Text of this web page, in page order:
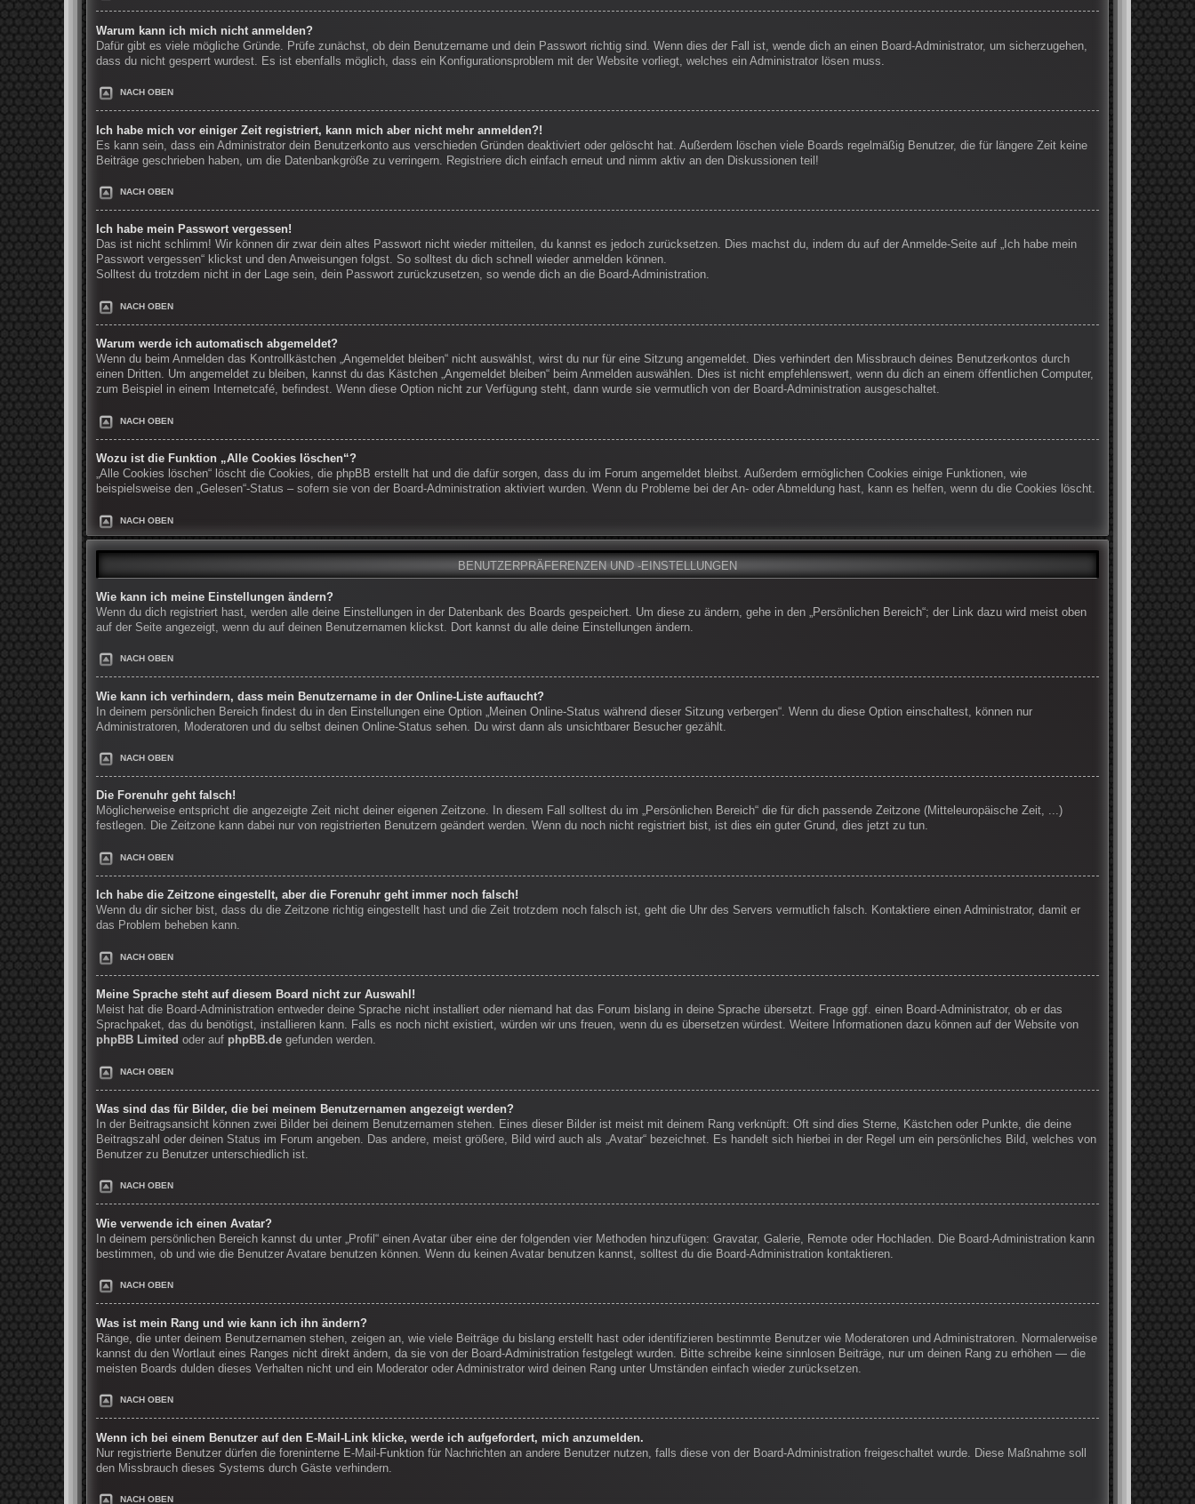
Warum kann ich mich nicht anmelden?
Dafür gibt es viele mögliche Gründe. Prüfe zunächst, ob dein Benutzername und dein Passwort richtig sind. Wenn dies der Fall ist, wende dich an einen Board-Administrator, um sicherzugehen,
dass du nicht gesperrt wurdest. Es ist ebenfalls möglich, dass ein Konfigurationsproblem mit der Website vorliegt, welches ein Administrator lösen muss.
NACH OBEN
Ich habe mich vor einiger Zeit registriert, kann mich aber nicht mehr anmelden?!
Es kann sein, dass ein Administrator dein Benutzerkonto aus verschieden Gründen deaktiviert oder gelöscht hat. Außerdem löschen viele Boards regelmäßig Benutzer, die für längere Zeit keine
Beiträge geschrieben haben, um die Datenbankgröße zu verringern. Registriere dich einfach erneut und nimm aktiv an den Diskussionen teil!
NACH OBEN
Ich habe mein Passwort vergessen!
Das ist nicht schlimm! Wir können dir zwar dein altes Passwort nicht wieder mitteilen, du kannst es jedoch zurücksetzen. Dies machst du, indem du auf der Anmelde-Seite auf „Ich habe mein
Passwort vergessen“ klickst und den Anweisungen folgst. So solltest du dich schnell wieder anmelden können.
Solltest du trotzdem nicht in der Lage sein, dein Passwort zurückzusetzen, so wende dich an die Board-Administration.
NACH OBEN
Warum werde ich automatisch abgemeldet?
Wenn du beim Anmelden das Kontrollkästchen „Angemeldet bleiben“ nicht auswählst, wirst du nur für eine Sitzung angemeldet. Dies verhindert den Missbrauch deines Benutzerkontos durch
einen Dritten. Um angemeldet zu bleiben, kannst du das Kästchen „Angemeldet bleiben“ beim Anmelden auswählen. Dies ist nicht empfehlenswert, wenn du dich an einem öffentlichen Computer,
zum Beispiel in einem Internetcafé, befindest. Wenn diese Option nicht zur Verfügung steht, dann wurde sie vermutlich von der Board-Administration ausgeschaltet.
NACH OBEN
Wozu ist die Funktion „Alle Cookies löschen“?
„Alle Cookies löschen“ löscht die Cookies, die phpBB erstellt hat und die dafür sorgen, dass du im Forum angemeldet bleibst. Außerdem ermöglichen Cookies einige Funktionen, wie
beispielsweise den „Gelesen“-Status – sofern sie von der Board-Administration aktiviert wurden. Wenn du Probleme bei der An- oder Abmeldung hast, kann es helfen, wenn du die Cookies löscht.
NACH OBEN
BENUTZERPRÄFERENZEN UND -EINSTELLUNGEN
Wie kann ich meine Einstellungen ändern?
Wenn du dich registriert hast, werden alle deine Einstellungen in der Datenbank des Boards gespeichert. Um diese zu ändern, gehe in den „Persönlichen Bereich“; der Link dazu wird meist oben
auf der Seite angezeigt, wenn du auf deinen Benutzernamen klickst. Dort kannst du alle deine Einstellungen ändern.
NACH OBEN
Wie kann ich verhindern, dass mein Benutzername in der Online-Liste auftaucht?
In deinem persönlichen Bereich findest du in den Einstellungen eine Option „Meinen Online-Status während dieser Sitzung verbergen“. Wenn du diese Option einschaltest, können nur
Administratoren, Moderatoren und du selbst deinen Online-Status sehen. Du wirst dann als unsichtbarer Besucher gezählt.
NACH OBEN
Die Forenuhr geht falsch!
Möglicherweise entspricht die angezeigte Zeit nicht deiner eigenen Zeitzone. In diesem Fall solltest du im „Persönlichen Bereich“ die für dich passende Zeitzone (Mitteleuropäische Zeit, ...)
festlegen. Die Zeitzone kann dabei nur von registrierten Benutzern geändert werden. Wenn du noch nicht registriert bist, ist dies ein guter Grund, dies jetzt zu tun.
NACH OBEN
Ich habe die Zeitzone eingestellt, aber die Forenuhr geht immer noch falsch!
Wenn du dir sicher bist, dass du die Zeitzone richtig eingestellt hast und die Zeit trotzdem noch falsch ist, geht die Uhr des Servers vermutlich falsch. Kontaktiere einen Administrator, damit er
das Problem beheben kann.
NACH OBEN
Meine Sprache steht auf diesem Board nicht zur Auswahl!
Meist hat die Board-Administration entweder deine Sprache nicht installiert oder niemand hat das Forum bislang in deine Sprache übersetzt. Frage ggf. einen Board-Administrator, ob er das
Sprachpaket, das du benötigst, installieren kann. Falls es noch nicht existiert, würden wir uns freuen, wenn du es übersetzen würdest. Weitere Informationen dazu können auf der Website von
phpBB Limited oder auf phpBB.de gefunden werden.
NACH OBEN
Was sind das für Bilder, die bei meinem Benutzernamen angezeigt werden?
In der Beitragsansicht können zwei Bilder bei deinem Benutzernamen stehen. Eines dieser Bilder ist meist mit deinem Rang verknüpft: Oft sind dies Sterne, Kästchen oder Punkte, die deine
Beitragszahl oder deinen Status im Forum angeben. Das andere, meist größere, Bild wird auch als „Avatar“ bezeichnet. Es handelt sich hierbei in der Regel um ein persönliches Bild, welches von
Benutzer zu Benutzer unterschiedlich ist.
NACH OBEN
Wie verwende ich einen Avatar?
In deinem persönlichen Bereich kannst du unter „Profil“ einen Avatar über eine der folgenden vier Methoden hinzufügen: Gravatar, Galerie, Remote oder Hochladen. Die Board-Administration kann
bestimmen, ob und wie die Benutzer Avatare benutzen können. Wenn du keinen Avatar benutzen kannst, solltest du die Board-Administration kontaktieren.
NACH OBEN
Was ist mein Rang und wie kann ich ihn ändern?
Ränge, die unter deinem Benutzernamen stehen, zeigen an, wie viele Beiträge du bislang erstellt hast oder identifizieren bestimmte Benutzer wie Moderatoren und Administratoren. Normalerweise
kannst du den Wortlaut eines Ranges nicht direkt ändern, da sie von der Board-Administration festgelegt wurden. Bitte schreibe keine sinnlosen Beiträge, nur um deinen Rang zu erhöhen — die
meisten Boards dulden dieses Verhalten nicht und ein Moderator oder Administrator wird deinen Rang unter Umständen einfach wieder zurücksetzen.
NACH OBEN
Wenn ich bei einem Benutzer auf den E-Mail-Link klicke, werde ich aufgefordert, mich anzumelden.
Nur registrierte Benutzer dürfen die foreninterne E-Mail-Funktion für Nachrichten an andere Benutzer nutzen, falls diese von der Board-Administration freigeschaltet wurde. Diese Maßnahme soll
den Missbrauch dieses Systems durch Gäste verhindern.
NACH OBEN